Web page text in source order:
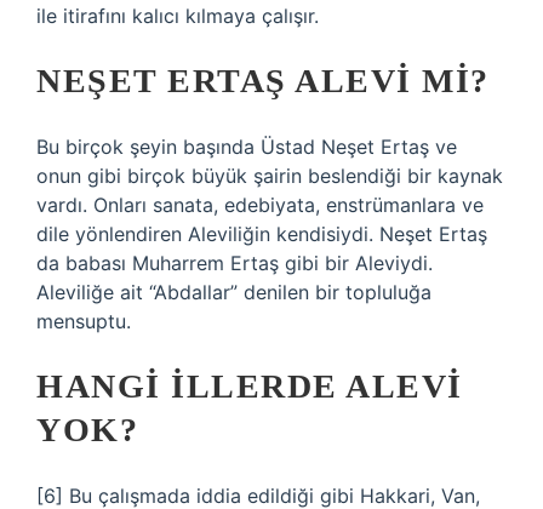
ile itirafını kalıcı kılmaya çalışır.
NEŞET ERTAŞ ALEVI MI?
Bu birçok şeyin başında Üstad Neşet Ertaş ve
onun gibi birçok büyük şairin beslendiği bir kaynak
vardı. Onları sanata, edebiyata, enstrümanlara ve
dile yönlendiren Aleviliğin kendisiydi. Neşet Ertaş
da babası Muharrem Ertaş gibi bir Aleviydi.
Aleviliğe ait “Abdallar” denilen bir topluluğa
mensuptu.
HANGI ILLERDE ALEVI
YOK?
[6] Bu çalışmada iddia edildiği gibi Hakkari, Van,